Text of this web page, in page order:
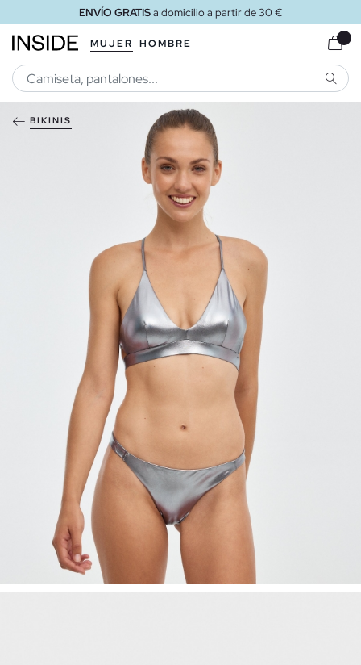
ENVÍO GRATISa domicilio a partir de 30 €
MUJER HOMBRE
BIKINIS